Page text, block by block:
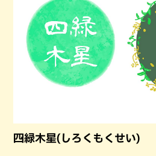
四緑木星(しろくもくせい)